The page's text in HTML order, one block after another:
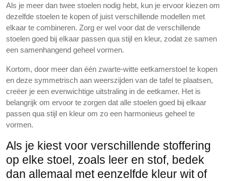
Als je meer dan twee stoelen nodig hebt, kun je ervoor kiezen om
dezelfde stoelen te kopen of juist verschillende modellen met
elkaar te combineren. Zorg er wel voor dat de verschillende
stoelen goed bij elkaar passen qua stijl en kleur, zodat ze samen
een samenhangend geheel vormen.
Kortom, door meer dan één zwarte-witte eetkamerstoel te kopen
en deze symmetrisch aan weerszijden van de tafel te plaatsen,
creëer je een evenwichtige uitstraling in de eetkamer. Het is
belangrijk om ervoor te zorgen dat alle stoelen goed bij elkaar
passen qua stijl en kleur om zo een harmonieus geheel te
vormen.
Als je kiest voor verschillende stoffering
op elke stoel, zoals leer en stof, bedek
dan allemaal met eenzelfde kleur wit of